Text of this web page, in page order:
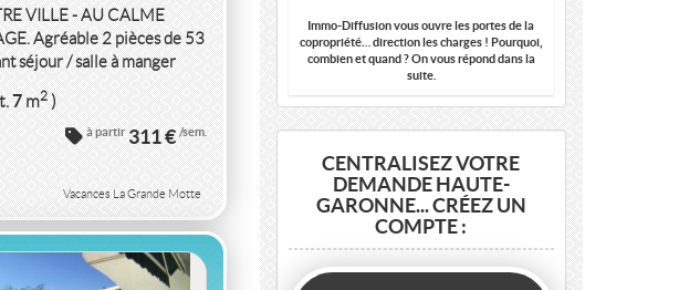
VILLE - AU CALME
Agréable 2 pièces de 53
séjour / salle à manger
7m2)
à partir311 €/sem.
Vacances La Grande Motte
P2 CABINE
CABINE HERAULT
m2 ( Jardin15m2)
Immo-Diffusion vous ouvre les portes de la
copropriété… direction les charges ! Pourquoi,
combien et quand ? On vous répond dans la
suite.
CENTRALISEZ VOTRE
DEMANDE HAUTE-
GARONNE... CRÉEZ UN
COMPTE :